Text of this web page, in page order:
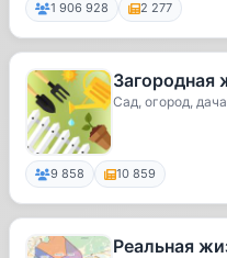
1 906 928 2 277
Загородная
Сад, огород,
9 858 10 859
Реальная